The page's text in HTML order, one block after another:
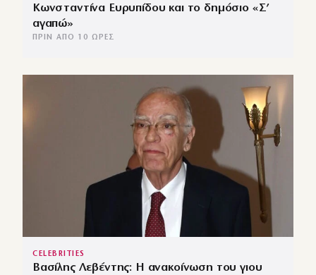
Κωνσταντίνα Ευρυπίδου και το δημόσιο «Σ’
αγαπώ»
ΠΡΙΝ ΑΠΌ 10 ΏΡΕΣ
CELEBRITIES
Βασίλης Λεβέντης: Η ανακοίνωση του γιου